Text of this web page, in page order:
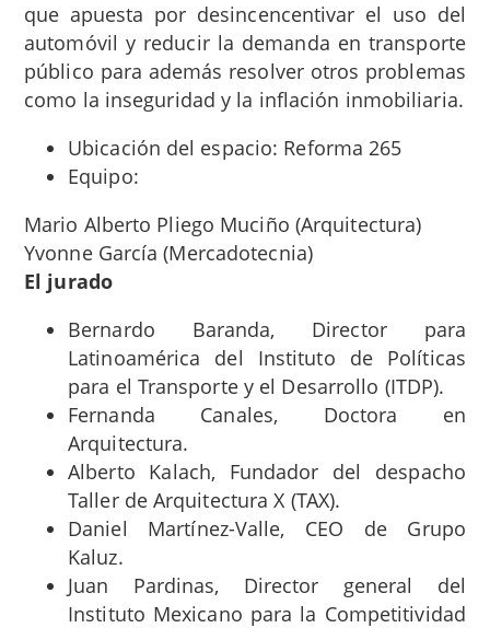
que apuesta por desincencentivar el uso del
automóvil y reducir la demanda en transporte
público para además resolver otros problemas
como la inseguridad y la inflación inmobiliaria.
Ubicación del espacio: Reforma 265
Equipo:
Mario Alberto Pliego Muciño (Arquitectura)
Yvonne García (Mercadotecnia)
El jurado
Bernardo Baranda, Director para
Latinoamérica del Instituto de Políticas
para el Transporte y el Desarrollo (ITDP).
Fernanda Canales, Doctora en
Arquitectura.
Alberto Kalach, Fundador del despacho
Taller de Arquitectura X (TAX).
Daniel Martínez-Valle, CEO de Grupo
Kaluz.
Juan Pardinas, Director general del
Instituto Mexicano para la Competitividad